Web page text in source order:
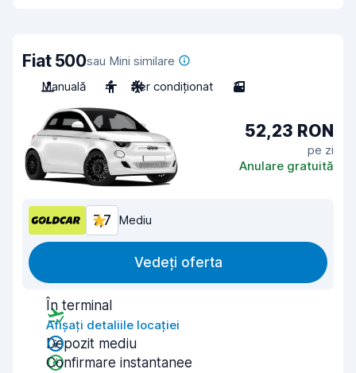
Fiat 500sau Mini similare
Manuală
4 Aer condiționat 3
52,23 RON
pe zi
Anulare gratuită
7,7 Mediu
Vedeți oferta
În terminal
Afișați detaliile locației
Depozit mediu
Confirmare instantanee